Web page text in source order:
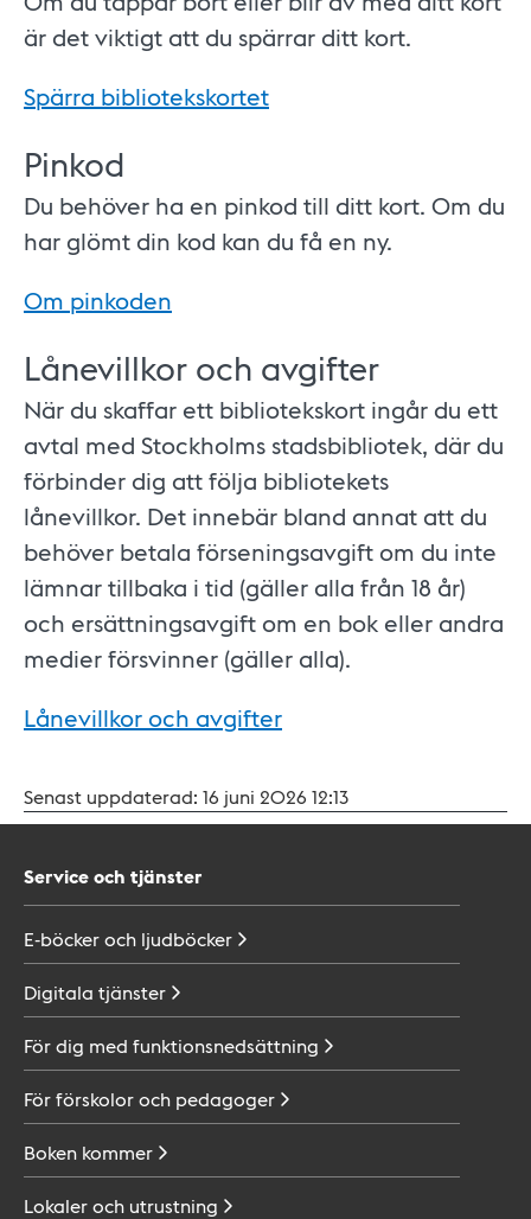
är det viktigt att du spärrar ditt kort.
Spärra bibliotekskortet
Pinkod
Du behöver ha en pinkod till ditt kort. Om du
har glömt din kod kan du få en ny.
Om pinkoden
Lånevillkor och avgifter
När du skaffar ett bibliotekskort ingår du ett
avtal med Stockholms stadsbibliotek, där du
förbinder dig att följa bibliotekets
lånevillkor. Det innebär bland annat att du
behöver betala förseningsavgift om du inte
lämnar tillbaka i tid (gäller alla från 18 år)
och ersättningsavgift om en bok eller andra
medier försvinner (gäller alla).
Lånevillkor och avgifter
Senast uppdaterad: 16 juni 2026 12:13
Service och tjänster
E-böcker och ljudböcker
Digitala tjänster
För dig med funktionsnedsättning
För förskolor och pedagoger
Boken kommer
Lokaler och utrustning